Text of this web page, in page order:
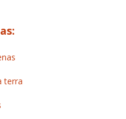
terra